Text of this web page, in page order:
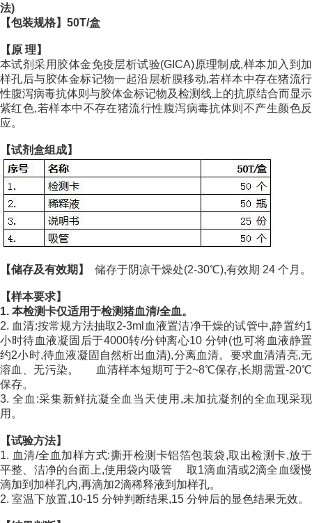
法)
【包装规格】50T/盒
【原 理】
本试剂采用胶体金免疫层析试验(GICA)原理制成,样本加入到加
样孔后与胶体金标记物一起沿层析膜移动,若样本中存在猪流行
性腹泻病毒抗体则与胶体金标记物及检测线上的抗原结合而显示
紫红色,若样本中不存在猪流行性腹泻病毒抗体则不产生颜色反
应。
【试剂盒组成】
【储存及有效期】 储存于阴凉干燥处(2-30℃),有效期 24 个月。
【样本要求】
1. 本检测卡仅适用于检测猪血清/全血。
2. 血清:按常规方法抽取2-3ml血液置洁净干燥的试管中,静置约1
小时待血液凝固后于4000转/分钟离心10 分钟(也可将血液静置
约2小时,待血液凝固自然析出血清),分离血清。要求血清清亮,无
溶血、无污染。 血清样本短期可于2~8℃保存,长期需置-20℃
保存。
3. 全血:采集新鲜抗凝全血当天使用,未加抗凝剂的全血现采现
用。
【试验方法】
1. 血清/全血加样方式:撕开检测卡铝箔包装袋,取出检测卡,放于
平整、洁净的台面上,使用袋内吸管 取1滴血清或2滴全血缓慢
滴加到加样孔内,再滴加2滴稀释液到加样孔。
2. 室温下放置,10-15 分钟判断结果,15 分钟后的显色结果无效。